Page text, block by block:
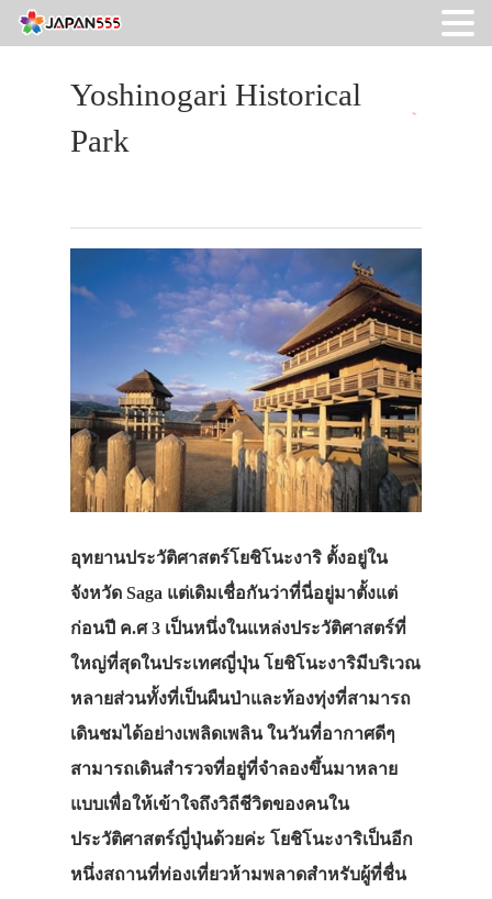
Yoshinogari Historical
Park
อุทยานประวัติศาสตร์โยชิโนะงาริ ตั้งอยู่ใน
จังหวัด Saga แต่เดิมเชื่อกันว่าที่นี่อยู่มาตั้งแต่
ก่อนปี ค.ศ 3 เป็นหนึ่งในแหล่งประวัติศาสตร์ที่
ใหญ่ที่สุดในประเทศญี่ปุ่น โยชิโนะงาริมีบริเวณ
หลายส่วนทั้งที่เป็นผืนป่าและท้องทุ่งที่สามารถ
เดินชมได้อย่างเพลิดเพลิน ในวันที่อากาศดีๆ
สามารถเดินสำรวจที่อยู่ที่จำลองขึ้นมาหลาย
แบบเพื่อให้เข้าใจถึงวิถีชีวิตของคนใน
ประวัติศาสตร์ญี่ปุ่นด้วยค่ะ โยชิโนะงาริเป็นอีก
หนึ่งสถานที่ท่องเที่ยวห้ามพลาดสำหรับผู้ที่ชื่น